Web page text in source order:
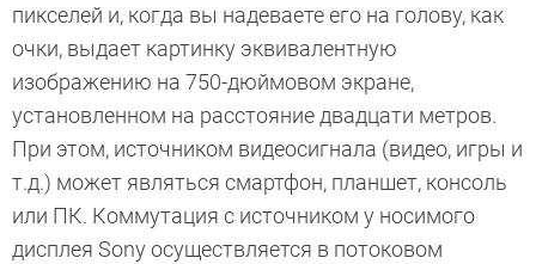
пикселей и, когда вы надеваете его на голову, как
очки, выдает картинку эквивалентную
изображению на 750-дюймовом экране,
установленном на расстояние двадцати метров.
При этом, источником видеосигнала (видео, игры и
т.д.) может являться смартфон, планшет, консоль
или ПК. Коммутация с источником у носимого
дисплея Sony осуществляется в потоковом